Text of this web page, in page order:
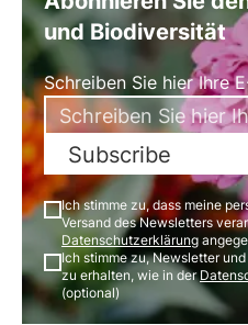
und Biodiversität
Schreiben Sie hier Ihre
Subscribe
Ich stimme zu, dass meine
Versand des Newsletters
Datenschutzerklärung
Ich stimme zu, Newsletter
zu erhalten, wie in der
(optional)